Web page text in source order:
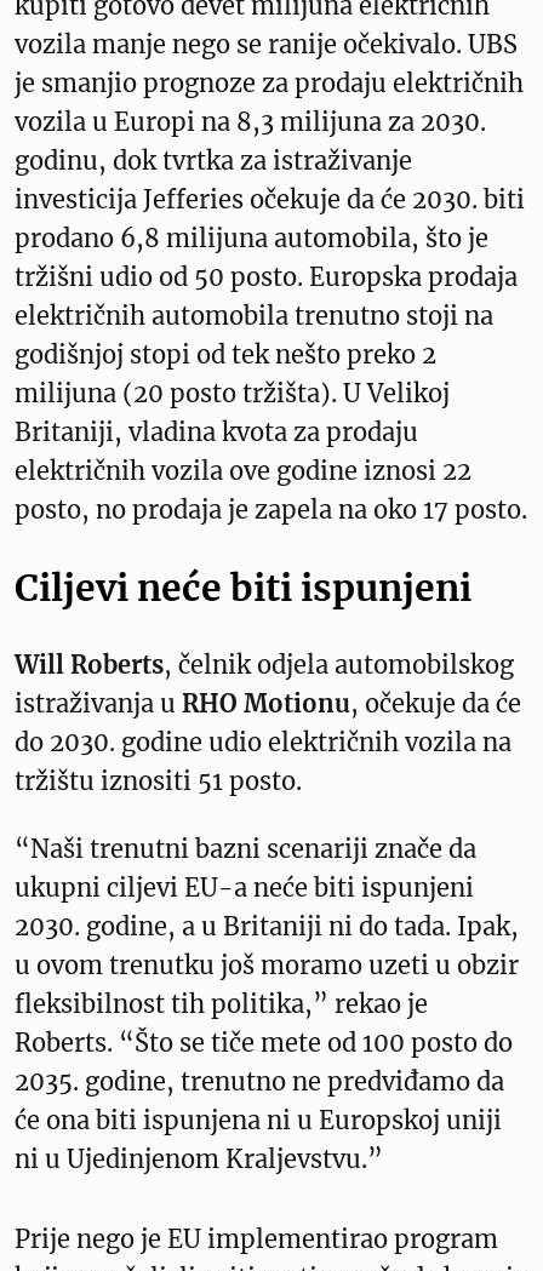
vozila manje nego se ranije očekivalo. UBS
je smanjio prognoze za prodaju električnih
vozila u Europi na 8,3 milijuna za 2030.
godinu, dok tvrtka za istraživanje
investicija Jefferies očekuje da će 2030. biti
prodano 6,8 milijuna automobila, što je
tržišni udio od 50 posto. Europska prodaja
električnih automobila trenutno stoji na
godišnjoj stopi od tek nešto preko 2
milijuna (20 posto tržišta). U Velikoj
Britaniji, vladina kvota za prodaju
električnih vozila ove godine iznosi 22
posto, no prodaja je zapela na oko 17 posto.
Ciljevi neće biti ispunjeni
Will Roberts, čelnik odjela automobilskog
istraživanja u RHO Motionu, očekuje da će
do 2030. godine udio električnih vozila na
tržištu iznositi 51 posto.
“Naši trenutni bazni scenariji znače da
ukupni ciljevi EU-a neće biti ispunjeni
2030. godine, a u Britaniji ni do tada. Ipak,
u ovom trenutku još moramo uzeti u obzir
fleksibilnost tih politika,” rekao je
Roberts. “Što se tiče mete od 100 posto do
2035. godine, trenutno ne predviđamo da
će ona biti ispunjena ni u Europskoj uniji
ni u Ujedinjenom Kraljevstvu.”
Prije nego je EU implementirao program